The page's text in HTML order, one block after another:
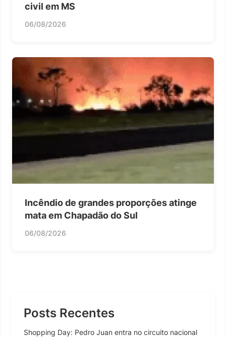
civil em MS
06/08/2026
Incêndio de grandes proporções atinge
mata em Chapadão do Sul
06/08/2026
Posts Recentes
Shopping Day: Pedro Juan entra no circuito nacional